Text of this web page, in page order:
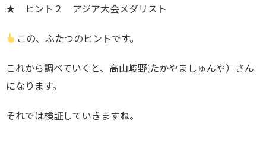
★ ヒント２ アジア大会メダリスト
この、ふたつのヒントです。
これから調べていくと、高山峻野(たかやましゅんや）さん
になります。
それでは検証していきますね。